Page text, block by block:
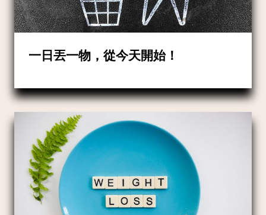
一日丟一物，從今天開始！